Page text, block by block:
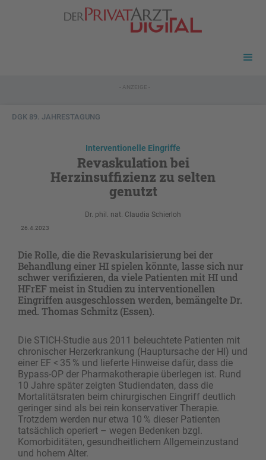
- ANZEIGE -
DGK 89. JAHRESTAGUNG
Interventionelle Eingriffe
Revaskulation bei
Herzinsuffizienz zu selten
genutzt
Dr. phil. nat. Claudia Schierloh
26.4.2023
Die Rolle, die die Revaskularisierung bei der
Behandlung einer HI spielen könnte, lasse sich nur
schwer verifizieren, da viele Patienten mit HI und
HFrEF meist in Studien zu interventionellen
Eingriffen ausgeschlossen werden, bemängelte Dr.
med. Thomas Schmitz (Essen).
Die STICH-Studie aus 2011 beleuchtete Patienten mit
chronischer Herzerkrankung (Hauptursache der HI) und
einer EF < 35 % und lieferte Hinweise dafür, dass die
Bypass-OP der Pharmakotherapie überlegen ist. Rund
10 Jahre später zeigten Studiendaten, dass die
Mortalitätsraten beim chirurgischen Eingriff deutlich
geringer sind als bei rein konservativer Therapie.
Trotzdem werden nur etwa 10 % dieser Patienten
tatsächlich operiert – wegen Bedenken bzgl.
Komorbiditäten, gesundheitlichem Allgemeinzustand
und hohem Alter.